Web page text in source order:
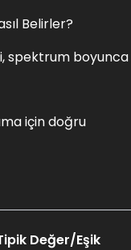
Belirler?
spektrum boyunca
için doğru
Değer/Eşik